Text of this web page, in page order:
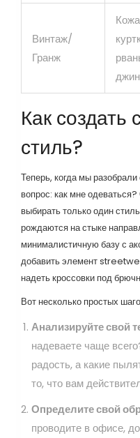
Винтаж/
Гранж
Как создать
стиль?
Теперь, когда мы
вопрос: как мне
выбирать только один
рождаются на стыке
минималистичную базу с
добавить элемент
надеть кроссовки под
Вот несколько простых
Анализируйте свой
надеваете чаще
радость, а какие
то, что вам
Определите свой
проводите в офисе,